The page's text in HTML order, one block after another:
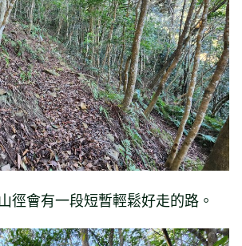
徑會有一段短暫輕鬆好走的路。